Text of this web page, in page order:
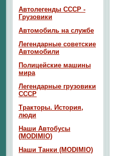
Автолегенды СССР -
Грузовики
Автомобиль на службе
Легендарные советские
Автомобили
Полицейские машины
мира
Легендарные грузовики
СССР
Тракторы. История,
люди
Наши Автобусы
(MODIMIO)
Наши Танки (MODIMIO)